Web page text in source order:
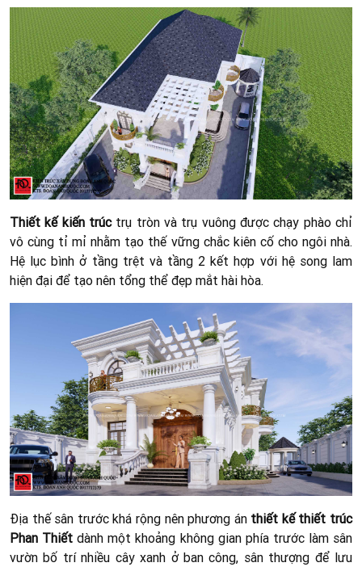
Thiết kế kiến trúctrụ tròn và trụ vuông được chạy phào chỉ
vô cùng tỉ mỉ nhằm tạo thế vững chắc kiên cố cho ngôi nhà.
Hệ lục bình ở tầng trệt và tầng 2 kết hợp với hệ song lam
hiện đại để tạo nên tổng thể đẹp mắt hài hòa.
Địa thế sân trước khá rộng nên phương án thiết kế thiết trúc
Phan Thiết dành một khoảng không gian phía trước làm sân
vườn bố trí nhiều cây xanh ở ban công, sân thượng để lưu